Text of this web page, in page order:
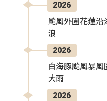
2026
颱風外圍花蓮沿
浪
2026
白海豚颱風暴風
大雨
2026